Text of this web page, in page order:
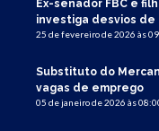
Ex-senador FBC e
investiga desvios de
25 de fevereiro de 2026 às
Substituto do
vagas de emprego
05 de janeiro de 2026 às